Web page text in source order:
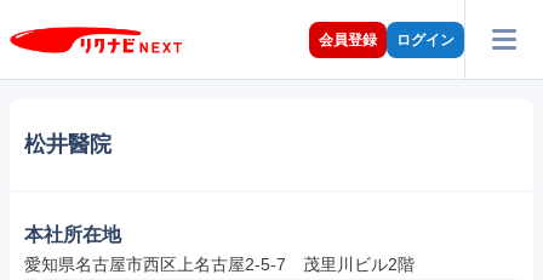
会員登録 ログイン
松井醫院
本社所在地
愛知県名古屋市西区上名古屋2-5-7　茂里川ビル2階